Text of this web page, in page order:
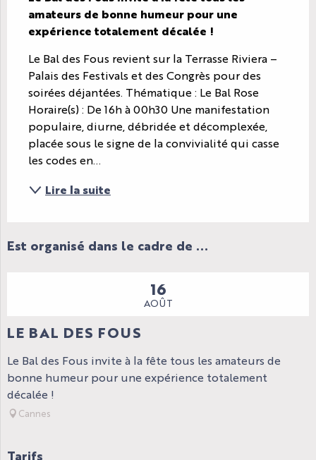
amateurs de bonne humeur pour une
expérience totalement décalée !
Le Bal des Fous revient sur la Terrasse Riviera –
Palais des Festivals et des Congrès pour des
soirées déjantées. Thématique : Le Bal Rose
Horaire(s) : De 16h à 00h30 Une manifestation
populaire, diurne, débridée et décomplexée,
placée sous le signe de la convivialité qui casse
les codes en...
Lire la suite
Est organisé dans le cadre de ...
16
AOÛT
LE BAL DES FOUS
Le Bal des Fous invite à la fête tous les amateurs de
bonne humeur pour une expérience totalement
décalée !
Cannes
Tarifs